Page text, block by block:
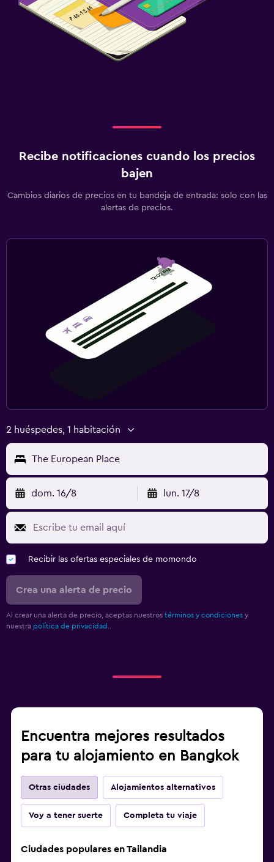
Recibe notificaciones cuando los precios
bajen
Cambios diarios de precios en tu bandeja de entrada: solo con las
alertas de precios.
2 huéspedes, 1 habitación
The European Place
dom. 16/8 lun. 17/8
Recibir las ofertas especiales de momondo
Crea una alerta de precio
Al crear una alerta de precio, aceptas nuestros términos y condiciones y
nuestra política de privacidad.
Encuentra mejores resultados
para tu alojamiento en Bangkok
Otras ciudades Alojamientos alternativos
Voy a tener suerte Completa tu viaje
Ciudades populares en Tailandia